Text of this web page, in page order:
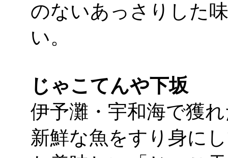
のないあっさりした
い。
じゃこてんや下坂
伊予灘・宇和海で獲
新鮮な魚をすり身に